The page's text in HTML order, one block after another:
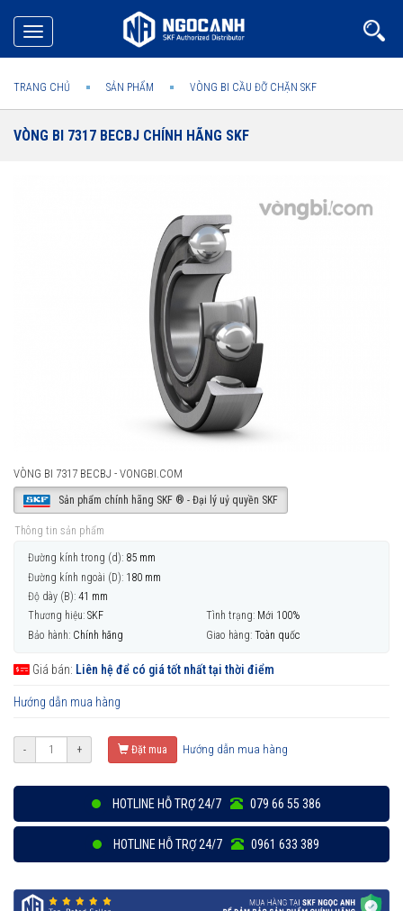
Toggle
navigation
TRANG CHỦ SẢN PHẨM VÒNG BI CẦU ĐỠ CHẶN SKF
VÒNG BI 7317 BECBJ CHÍNH HÃNG SKF
VÒNG BI 7317 BECBJ - VONGBI.COM
Sản phẩm chính hãng SKF ® - Đại lý uỷ quyền SKF
Thông tin sản phẩm
Đường kính trong (d): 85 mm
Đường kính ngoài (D): 180 mm
Độ dày (B): 41 mm
Thương hiệu: SKF Tình trạng: Mới 100%
Bảo hành: Chính hãng Giao hàng: Toàn quốc
Giá bán: Liên hệ để có giá tốt nhất tại thời điểm
Hướng dẫn mua hàng
- + Đặt mua Hướng dẫn mua hàng
HOTLINE HỖ TRỢ 24/7 079 66 55 386
HOTLINE HỖ TRỢ 24/7 0961 633 389